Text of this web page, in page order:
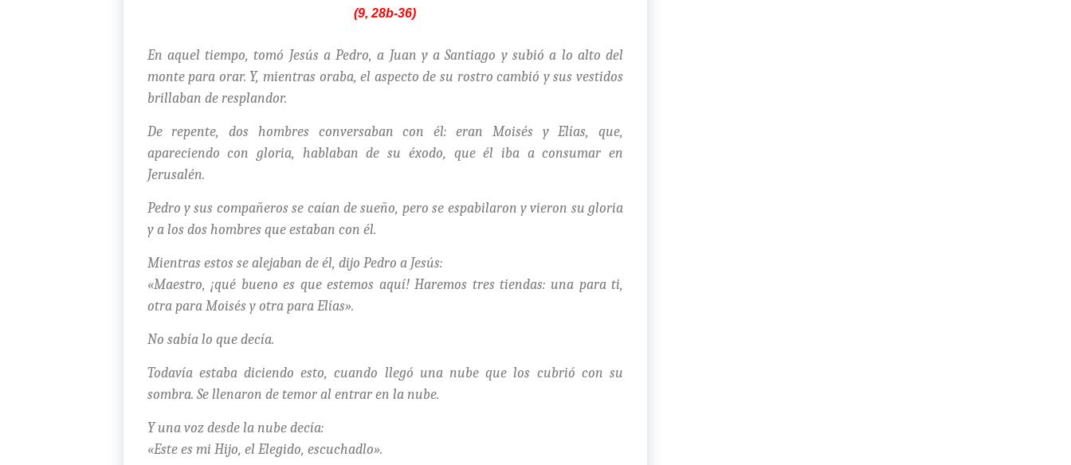
(9, 28b-36)
En aquel tiempo, tomó Jesús a Pedro, a Juan y a Santiago y subió a lo alto del
monte para orar. Y, mientras oraba, el aspecto de su rostro cambió y sus vestidos
brillaban de resplandor.
De repente, dos hombres conversaban con él: eran Moisés y Elías, que,
apareciendo con gloria, hablaban de su éxodo, que él iba a consumar en
Jerusalén.
Pedro y sus compañeros se caían de sueño, pero se espabilaron y vieron su gloria
y a los dos hombres que estaban con él.
Mientras estos se alejaban de él, dijo Pedro a Jesús:
«Maestro, ¡qué bueno es que estemos aquí! Haremos tres tiendas: una para ti,
otra para Moisés y otra para Elías».
No sabía lo que decía.
Todavía estaba diciendo esto, cuando llegó una nube que los cubrió con su
sombra. Se llenaron de temor al entrar en la nube.
Y una voz desde la nube decía:
«Este es mi Hijo, el Elegido, escuchadlo».